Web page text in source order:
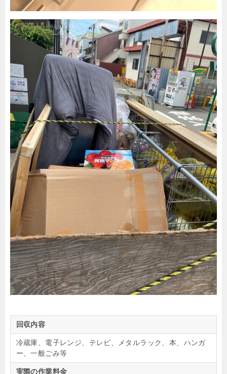
回収内容
冷蔵庫、電子レンジ、テレビ、メタルラック、本、ハンガ
ー、一般ごみ等
実際の作業料金